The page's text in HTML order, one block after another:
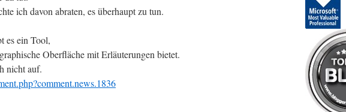
ich davon abraten, es überhaupt zu tun.
es ein Tool,
Oberfläche mit Erläuterungen bietet.
nicht auf.